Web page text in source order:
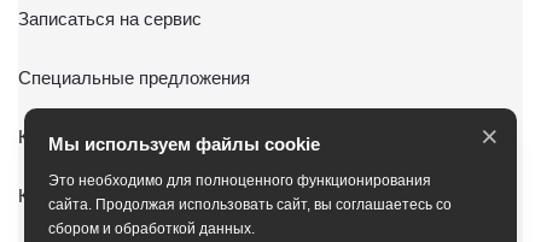
Записаться на сервис
Специальные предложения
Консультация по кредиту
Консультация по страхованию
Мы используем файлы cookie
Это необходимо для полноценного функционирования
сайта. Продолжая использовать сайт, вы соглашаетесь со
сбором и обработкой данных.
×